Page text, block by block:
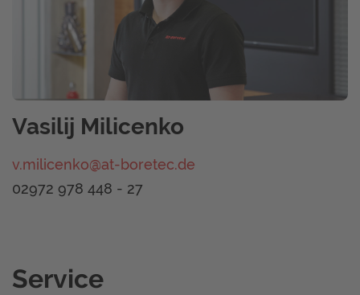
Vasilij Milicenko
v.milicenko@at-boretec.de
02972 978 448 - 27
Service